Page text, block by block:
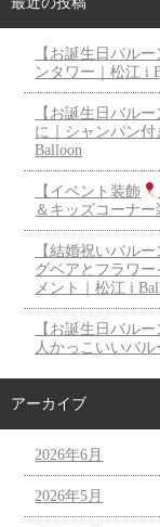
【お誕生日バルー
ンタワー｜松江 i
【お誕生日バルー
に｜シャンパン
Balloon
【イベント装飾
＆キッズコーナ
【結婚祝いバルー
グベアとフラワ
メント｜松江 i
【お誕生日バルー
人かっこいいバ
アーカイブ
2026年6月
2026年5月